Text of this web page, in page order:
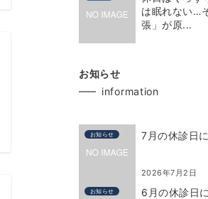
は眠れない…
張」が原...
お知らせ
information
お知らせ 7月の休診日
2026年7月2日
お知らせ 6月の休診日